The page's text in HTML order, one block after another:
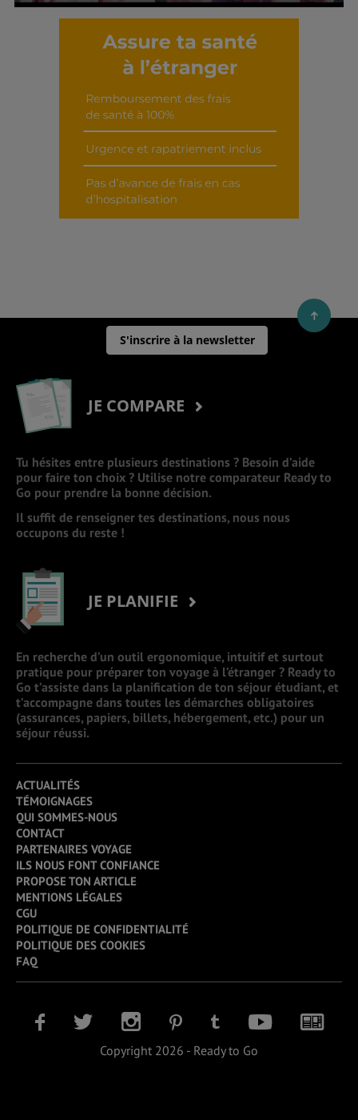
Découvrir cet interview
S'inscrire à la newsletter
JE COMPARE
Tu hésites entre plusieurs destinations ? Besoin d’aide
pour faire ton choix ? Utilise notre comparateur Ready to
Go pour prendre la bonne décision.
Il suffit de renseigner tes destinations, nous nous
occupons du reste !
JE PLANIFIE
En recherche d’un outil ergonomique, intuitif et surtout
pratique pour préparer ton voyage à l’étranger ? Ready to
Go t’assiste dans la planification de ton séjour étudiant, et
t’accompagne dans toutes les démarches obligatoires
(assurances, papiers, billets, hébergement, etc.) pour un
séjour réussi.
ACTUALITÉS
TÉMOIGNAGES
QUI SOMMES-NOUS
CONTACT
PARTENAIRES VOYAGE
ILS NOUS FONT CONFIANCE
PROPOSE TON ARTICLE
MENTIONS LÉGALES
CGU
POLITIQUE DE CONFIDENTIALITÉ
POLITIQUE DES COOKIES
FAQ
Copyright 2026 - Ready to Go